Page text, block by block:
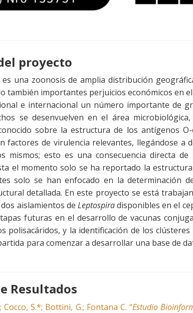
proyecto
una zoonosis de amplia distribución
también importantes perjuicios económicos en
e internacional un número importante de
se desenvuelven en el área
sobre la estructura de los antígenos
factores de virulencia relevantes, llegándose a
mismos; esto es una consecuencia directa
el momento solo se ha reportado la
solo se han enfocado en la determinación
detallada. En este proyecto se está
aislamientos de Leptospiradisponibles en el
futuras en el desarrollo de vacunas
polisacáridos, y la identificación de los
para comenzar a desarrollar una base de
Resultados
Cocco, S.*; Bottini, G.; Fontana C. “Estudio